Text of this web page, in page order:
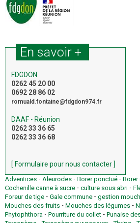
En savoir +
FDGDON
0262 45 20 00
0692 28 86 02
romuald.fontaine@fdgdon974.fr
DAAF - Réunion
0262 33 36 65
0262 33 36 68
[ Formulaire pour nous contacter ]
Adventices - Aleurodes - Borer ponctué - Borer
Cochenille canne à sucre - culture sous abri -
Foreur de tige - Gale commune - gestion
Mouches des fruits - Mouches des légumes -
Phytophthora - Pourriture du collet - Punaise